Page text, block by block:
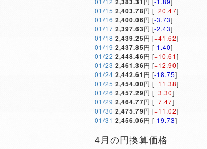
01/15 2,403.78円 [+20.47]
01/16 2,400.06円 [-3.73]
01/17 2,397.63円 [-2.43]
01/18 2,439.25円 [+41.62]
01/19 2,437.85円 [-1.40]
01/22 2,448.46円 [+10.61]
01/23 2,461.36円 [+12.90]
01/24 2,442.61 円 [-18.75]
01/25 2,454.00円 [+11.38]
01/26 2,457.29円 [+3.30]
01/29 2,464.77円 [+7.47]
01/30 2,475.79円 [+11.02]
01/31 2,456.06円 [-19.73]
4月の円換算価格